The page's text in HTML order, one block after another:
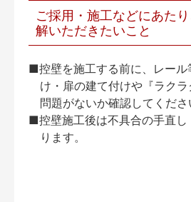
ご採用・施工などにあた
解いただきたいこと
■控壁を施工する前に、レール
け・扉の建て付けや『ラク
問題がないか確認してくださ
■控壁施工後は不具合の手直し
ります。